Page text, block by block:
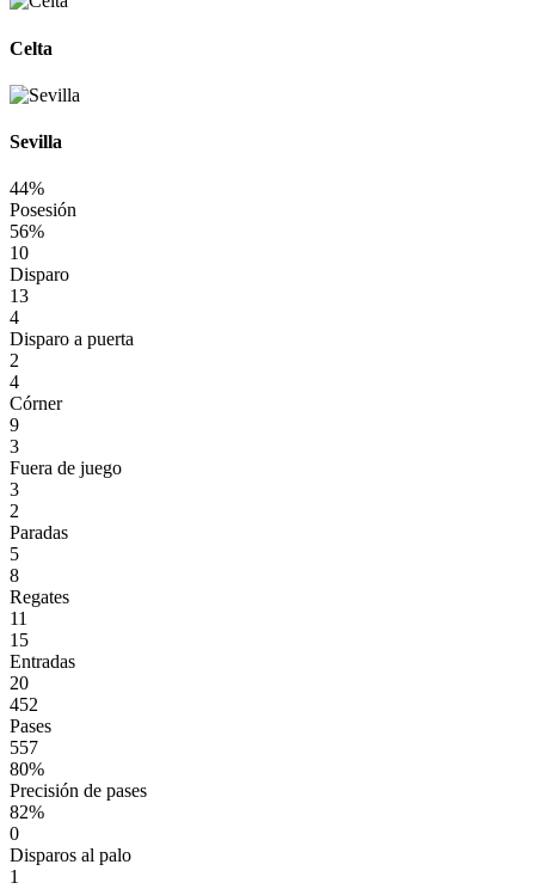
Celta
Sevilla
44%
Posesión
56%
10
Disparo
13
4
Disparo a puerta
2
4
Córner
9
3
Fuera de juego
3
2
Paradas
5
8
Regates
11
15
Entradas
20
452
Pases
557
80%
Precisión de pases
82%
0
Disparos al palo
1